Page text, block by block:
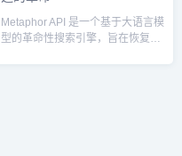
Metaphor API 是一个基于大语言模
型的革命性搜索引擎，旨在恢复搜